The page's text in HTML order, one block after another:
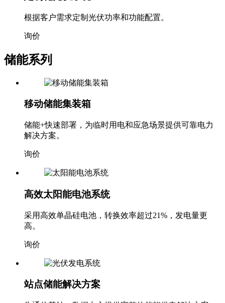
根据客户需求定制光伏功率和功能配置。
询价
储能系列
移动储能集装箱
储能+快速部署，为临时用电和应急场景提供可靠电力
解决方案。
询价
高效太阳能电池系统
采用高效单晶硅电池，转换效率超过21%，发电量更
高。
询价
站点储能解决方案